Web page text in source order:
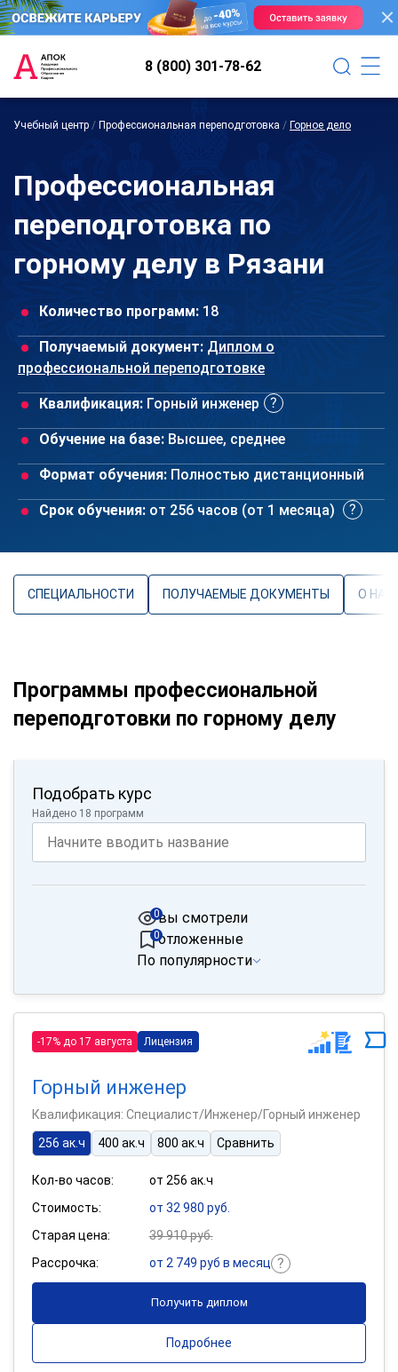
8 (800) 301-78-62
Учебный центр / Профессиональная переподготовка / Горное дело
Профессиональная
переподготовка по
горному делу в Рязани
Количество программ: 18
Получаемый документ: Диплом о
профессиональной переподготовке
Квалификация: Горный инженер
Обучение на базе: Высшее, среднее
Формат обучения: Полностью дистанционный
Срок обучения: от 256 часов (от 1 месяца)
СПЕЦИАЛЬНОСТИ ПОЛУЧАЕМЫЕ ДОКУМЕНТЫ О
Программы профессиональной
переподготовки по горному делу
Подобрать курс
Найдено 18 программ
вы смотрели
0
отложенные
0
По популярности
-17% до 17 августа Лицензия
Горный инженер
Квалификация: Специалист/Инженер/Горный инженер
256 ак.ч
400 ак.ч 800 ак.ч Сравнить
Кол-во часов:
от 256 ак.ч
Стоимость:
от 32 980 руб.
Старая цена:
39 910 руб.
Рассрочка:
от 2 749 руб в месяц
Получить диплом
Подробнее